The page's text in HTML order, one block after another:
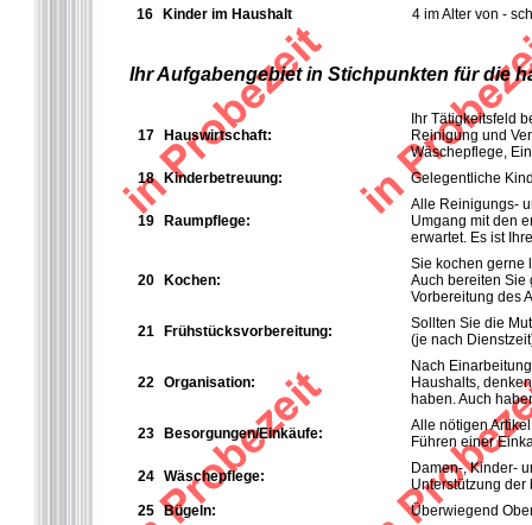
16 Kinder im Haushalt 4 im Alter von -
Ihr Aufgabengebiet in Stichpunkten für die
17 Hauswirtschaft:
Ihr Tätigkeitsfeld
Reinigung und
Wäschepflege,
18
Kinderbetreuung: Gelegentliche
19 Raumpflege:
Alle Reinigungs-
Umgang mit den
erwartet. Es ist
20 Kochen:
Sie kochen gerne
Auch bereiten Sie
Vorbereitung des
21 Frühstücksvorbereitung:
Sollten Sie die
(je nach
22 Organisation:
Nach
Haushalts,
haben. Auch
23 Besorgungen/Einkäufe:
Alle nötigen
Führen einer
24 Wäschepflege:
Damen-, Kinder-
Unterstützung
25 Bügeln: Überwiegend